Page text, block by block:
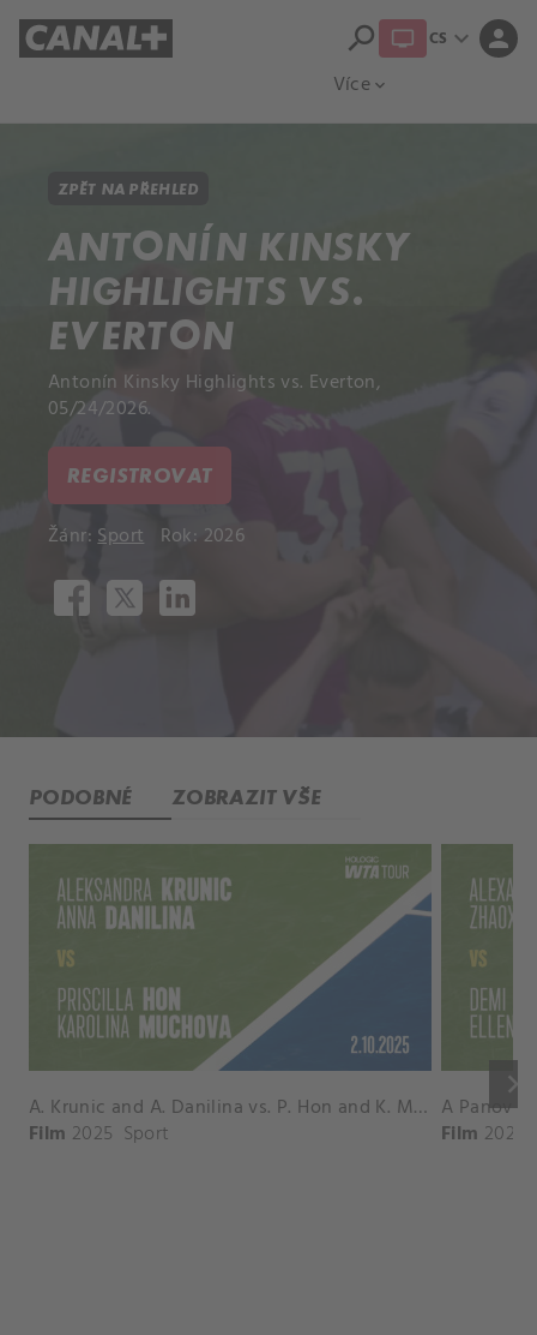
Více expand_more
search CS expand_more person
ZPĚT NA PŘEHLED
ANTONÍN KINSKY
HIGHLIGHTS VS.
EVERTON
Antonín Kinsky Highlights vs. Everton,
05/24/2026.
REGISTROVAT
Žánr:Sport Rok: 2026
PODOBNÉ ZOBRAZIT VŠE
keyboard_arrow_right
A. Krunic and A. Danilina vs. P. Hon and K. Muchova Match Highlights - BEIJING_Capital Group Diamond ( October 02, 2025)
Film 2025 Sport Film 2026